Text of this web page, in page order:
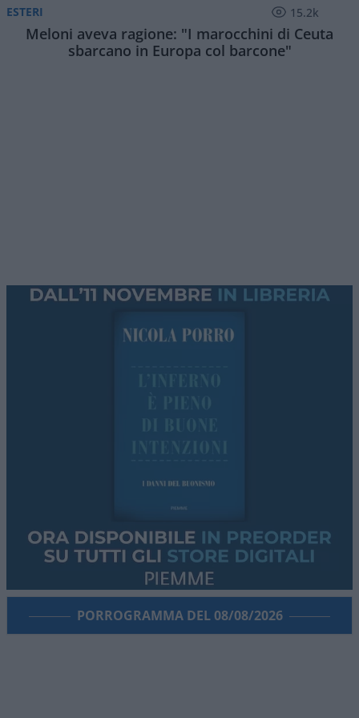
ESTERI 15.2k
Meloni aveva ragione: "I marocchini di Ceuta
sbarcano in Europa col barcone"
PORROGRAMMA DEL 08/08/2026